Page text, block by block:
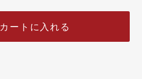
カートに入れる